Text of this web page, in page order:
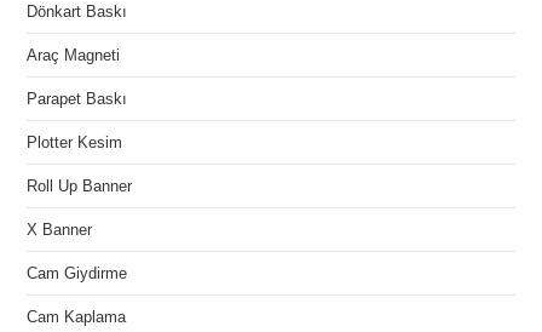
Dönkart Baskı
Araç Magneti
Parapet Baskı
Plotter Kesim
Roll Up Banner
X Banner
Cam Giydirme
Cam Kaplama